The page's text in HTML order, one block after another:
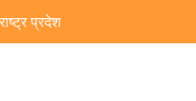
प्रदेश